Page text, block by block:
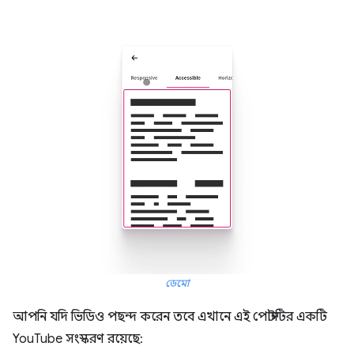
ডেমো
আপনি যদি ভিডিও পছন্দ করেন তবে এখানে এই পোস্টটির একটি
YouTube সংস্করণ রয়েছে: